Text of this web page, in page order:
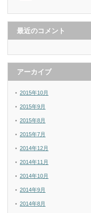
最近のコメント
アーカイブ
2015年10月
2015年9月
2015年8月
2015年7月
2014年12月
2014年11月
2014年10月
2014年9月
2014年8月